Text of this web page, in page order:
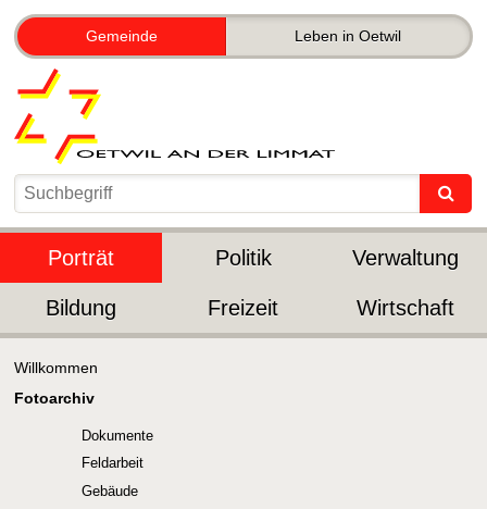
Gemeinde Leben in Oetwil
Porträt Politik Verwaltung
Bildung Freizeit Wirtschaft
Willkommen
Fotoarchiv
Dokumente
Feldarbeit
Gebäude